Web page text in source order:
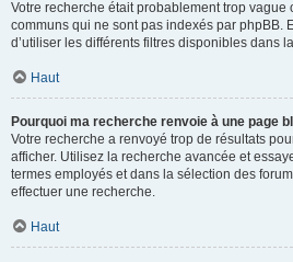
Votre recherche était probablement trop vague
communs qui ne sont pas indexés par phpBB.
d’utiliser les différents filtres disponibles dans
Haut
Pourquoi ma recherche renvoie à une page
Votre recherche a renvoyé trop de résultats
afficher. Utilisez la recherche avancée et
termes employés et dans la sélection des
effectuer une recherche.
Haut